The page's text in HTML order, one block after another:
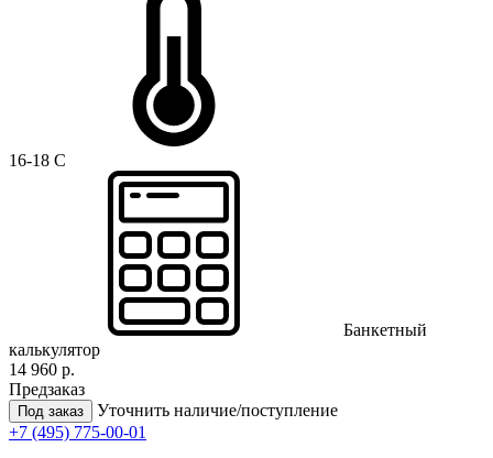
16-18 C
Банкетный
калькулятор
14 960 р.
Предзаказ
Под заказ
Уточнить наличие/поступление
+7 (495) 775-00-01